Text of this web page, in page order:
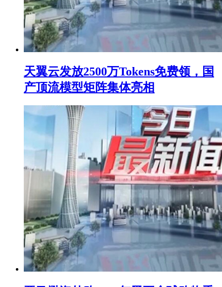
天翼云发放2500万Tokens免费领，国
产顶流模型矩阵集体亮相